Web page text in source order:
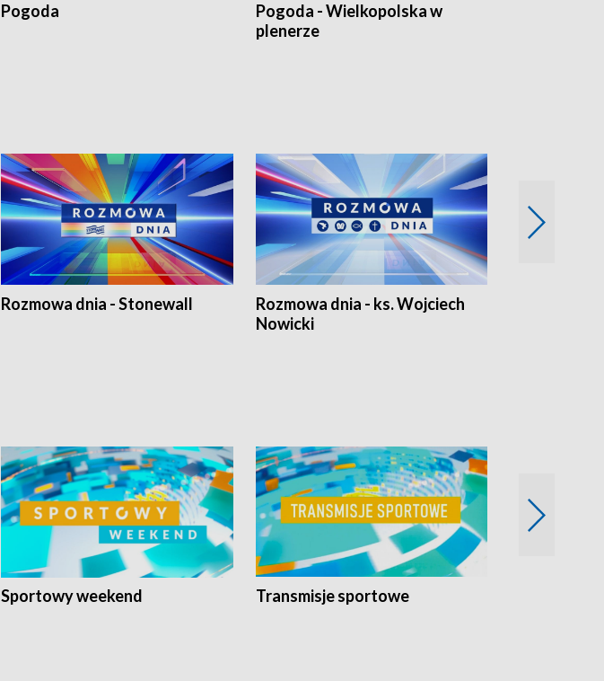
Pogoda
Pogoda - Wielkopolska w
plenerze
Rozmowa dnia - Stonewall
Rozmowa dnia - ks. Wojciech
Nowicki
Sportowy weekend Transmisje sportowe